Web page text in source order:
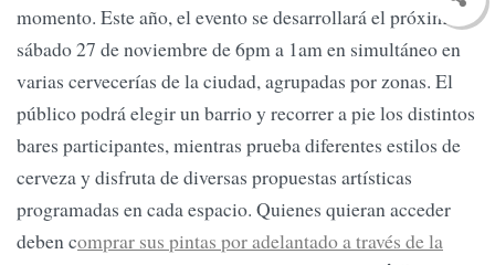
momento. Este año, el evento se desarrollará el próximo
sábado 27 de noviembre de 6pm a 1am en simultáneo en
varias cervecerías de la ciudad, agrupadas por zonas. El
público podrá elegir un barrio y recorrer a pie los distintos
bares participantes, mientras prueba diferentes estilos de
cerveza y disfruta de diversas propuestas artísticas
programadas en cada espacio. Quienes quieran acceder
deben comprar sus pintas por adelantado a través de la